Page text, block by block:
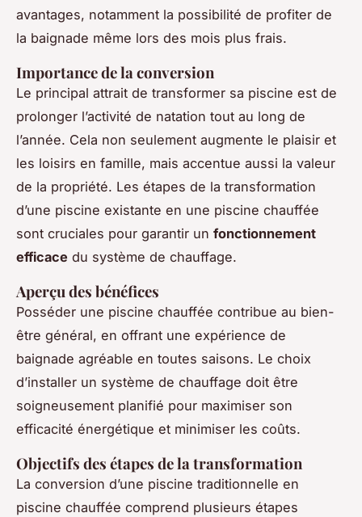
avantages, notamment la possibilité de profiter de
la baignade même lors des mois plus frais.
Importance de la conversion
Le principal attrait de transformer sa piscine est de
prolonger l’activité de natation tout au long de
l’année. Cela non seulement augmente le plaisir et
les loisirs en famille, mais accentue aussi la valeur
de la propriété. Les étapes de la transformation
d’une piscine existante en une piscine chauffée
sont cruciales pour garantir un fonctionnement
efficace du système de chauffage.
Aperçu des bénéfices
Posséder une piscine chauffée contribue au bien-
être général, en offrant une expérience de
baignade agréable en toutes saisons. Le choix
d’installer un système de chauffage doit être
soigneusement planifié pour maximiser son
efficacité énergétique et minimiser les coûts.
Objectifs des étapes de la transformation
La conversion d’une piscine traditionnelle en
piscine chauffée comprend plusieurs étapes